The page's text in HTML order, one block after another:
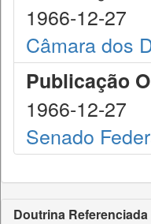
1966-12-27
Câmara dos
Publicação
1966-12-27
Senado
Doutrina Referenciada